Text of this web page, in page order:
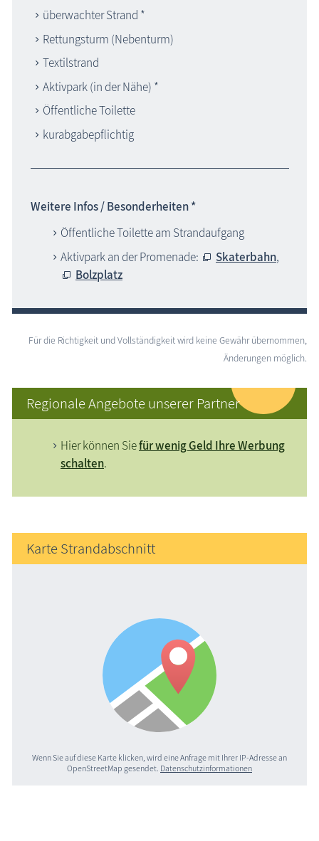
überwachter Strand *
Rettungsturm (Nebenturm)
Textilstrand
Aktivpark (in der Nähe) *
Öffentliche Toilette
kurabgabepflichtig
Weitere Infos / Besonderheiten *
Öffentliche Toilette am Strandaufgang
Aktivpark an der Promenade:
Skaterbahn,
Bolzplatz
Für die Richtigkeit und Vollständigkeit wird keine Gewähr übernommen,
Änderungen möglich.
Regionale Angebote unserer Partner
Hier können Siefür wenig Geld Ihre Werbung
schalten.
Karte Strandabschnitt
Wenn Sie auf diese Karte klicken, wird eine Anfrage mit Ihrer IP-Adresse an
OpenStreetMap gesendet. Datenschutzinformationen